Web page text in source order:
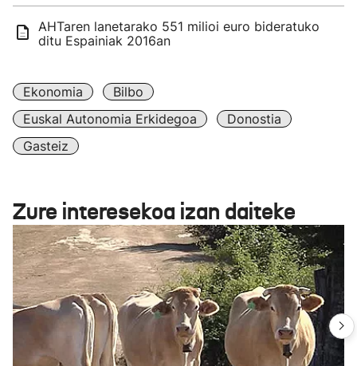
AHTaren lanetarako 551 milioi euro bideratuko
ditu Espainiak 2016an
Ekonomia
Bilbo
Euskal Autonomia Erkidegoa
Donostia
Gasteiz
Zure interesekoa izan daiteke